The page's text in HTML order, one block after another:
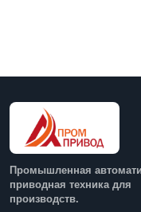
Промышленная
приводная техника для
производств.